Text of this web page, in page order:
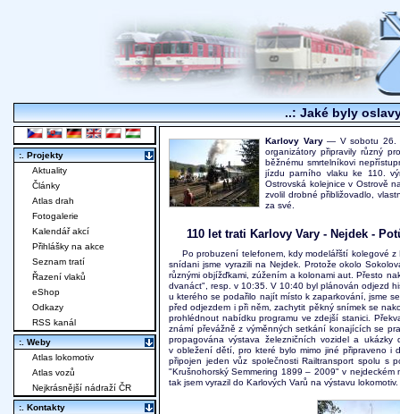
..: Jaké byly
Karlovy Vary— V sobotu 26.
organizátory připravily různý
běžnému smrtelníkovi
jízdu parního vlaku ke 110.
Ostrovská kolejnice v Ostrově
zvolil drobné přibližovadlo,
za své.
110 let trati Karlovy Vary - Nejdek -
Po probuzení telefonem, kdy modelářští kolegové
snídani jsme vyrazili na Nejdek. Protože okolo
různými objížďkami, zúžením a kolonami aut. Přesto
dvanáct", resp. v 10:35. V 10:40 byl plánován odjezd
u kterého se podařilo najít místo k zaparkování, jsme
před odjezdem i při něm, zachytit pěkný snímek se
prohlédnout nabídku programu ve zdejší stanici.
známí převážně z výměnných setkání konajících se
propagována výstava železničních vozidel a
v obležení dětí, pro které bylo mimo jiné připraveno i
připojen jeden vůz společnosti Railtransport spolu s
"Krušnohorský Semmering 1899 – 2009" v
tak jsem vyrazil do Karlových Varů na výstavu lokomotiv.
:. Projekty
Aktuality
Články
Atlas drah
Fotogalerie
Kalendář akcí
Přihlášky na akce
Seznam tratí
Řazení vlaků
eShop
Odkazy
RSS kanál
:. Weby
Atlas lokomotiv
Atlas vozů
Nejkrásnější nádraží ČR
:. Kontakty